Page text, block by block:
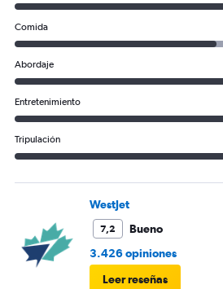
Comida
Abordaje
Entretenimiento
Tripulación
WestJet
7,2
Bueno
3.426 opiniones
Leer reseñas